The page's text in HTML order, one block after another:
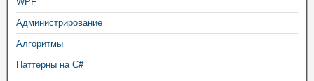
Администрирование
Алгоритмы
Паттерны на C#